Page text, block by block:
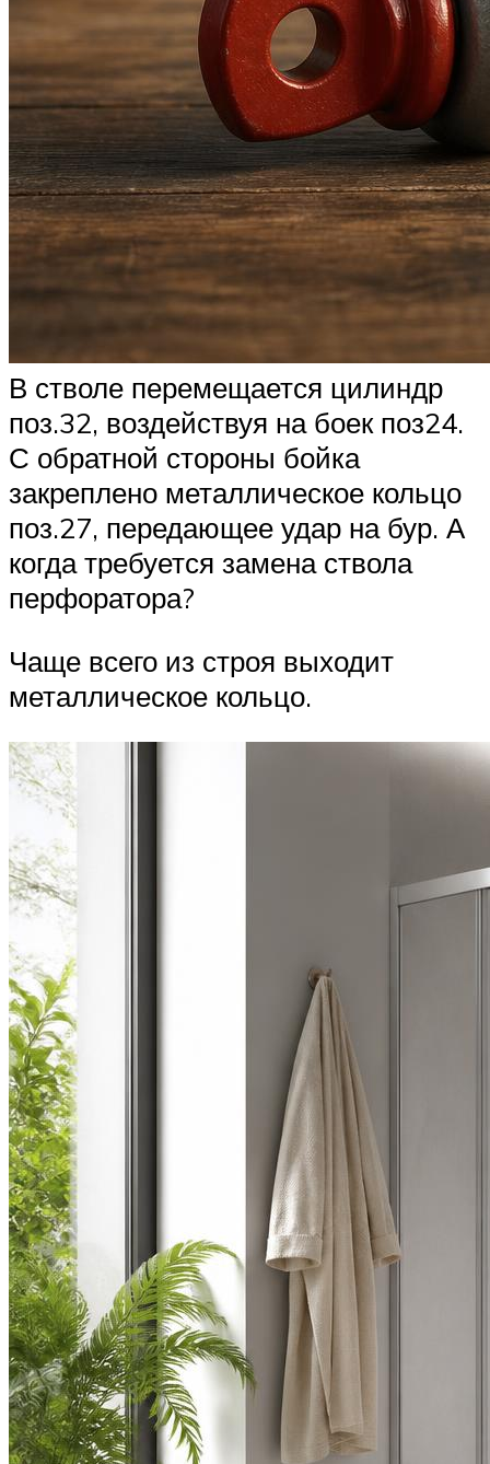
В стволе перемещается цилиндр
поз.32, воздействуя на боек поз24.
С обратной стороны бойка
закреплено металлическое кольцо
поз.27, передающее удар на бур. А
когда требуется замена ствола
перфоратора?
Чаще всего из строя выходит
металлическое кольцо.